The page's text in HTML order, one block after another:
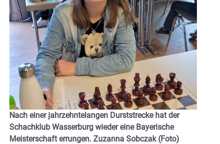
Nach einer jahrzehntelangen Durststrecke hat der
Schachklub Wasserburg wieder eine Bayerische
Meisterschaft errungen. Zuzanna Sobczak (Foto)